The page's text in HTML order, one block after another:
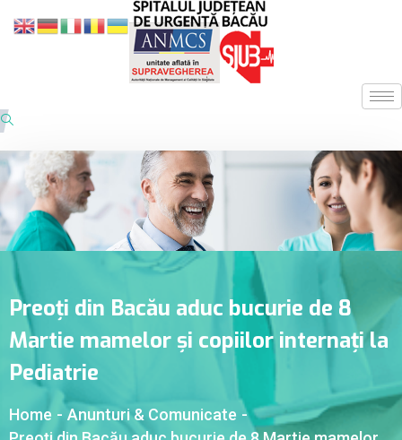
Preoți din Bacău aduc bucurie de 8
Martie mamelor și copiilor internați la
Pediatrie
Home - Anunturi & Comunicate -